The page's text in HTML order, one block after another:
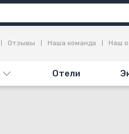
Отели
Отзывы Наша команда Наш